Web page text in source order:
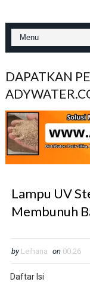
DAPATKAN
Lampu UV
Membunuh
by Leihana on 00.26
Daftar Isi